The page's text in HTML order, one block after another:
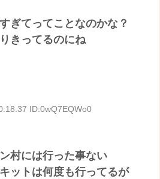
ぎてってことなのかな？
きってるのにね
ID:0wQ7EQWo0
村には行った事ない
ットは何度も行ってるが